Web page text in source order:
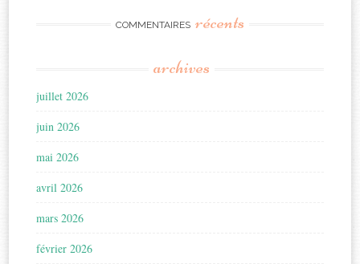
COMMENTAIRES récents
archives
juillet 2026
juin 2026
mai 2026
avril 2026
mars 2026
février 2026